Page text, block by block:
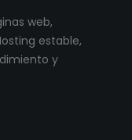
web,
estable,
y